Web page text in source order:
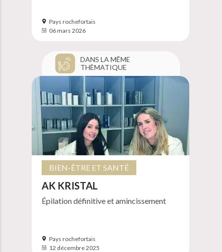
Pays rochefortais
06 mars 2026
DANS LA MÊME
THÈMATIQUE
BIEN-ÊTRE ET SANTÉ
AK KRISTAL
Épilation définitive et amincissement
Pays rochefortais
12 décembre 2025